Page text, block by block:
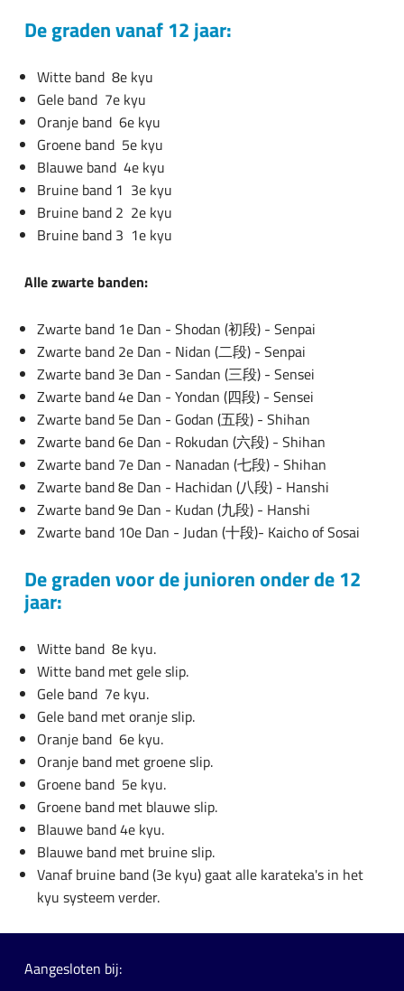
De graden vanaf 12 jaar:
Witte band 8e kyu
Gele band 7e kyu
Oranje band 6e kyu
Groene band 5e kyu
Blauwe band 4e kyu
Bruine band 1 3e kyu
Bruine band 2 2e kyu
Bruine band 3 1e kyu
Alle zwarte banden:
Zwarte band 1e Dan - Shodan (初段) - Senpai
Zwarte band 2e Dan - Nidan (二段) - Senpai
Zwarte band 3e Dan - Sandan (三段) - Sensei
Zwarte band 4e Dan - Yondan (四段) - Sensei
Zwarte band 5e Dan - Godan (五段) - Shihan
Zwarte band 6e Dan - Rokudan (六段) - Shihan
Zwarte band 7e Dan - Nanadan (七段) - Shihan
Zwarte band 8e Dan - Hachidan (八段) - Hanshi
Zwarte band 9e Dan - Kudan (九段) - Hanshi
Zwarte band 10e Dan - Judan (十段)- Kaicho of Sosai
De graden voor de junioren onder de 12
jaar:
Witte band 8e kyu.
Witte band met gele slip.
Gele band 7e kyu.
Gele band met oranje slip.
Oranje band 6e kyu.
Oranje band met groene slip.
Groene band 5e kyu.
Groene band met blauwe slip.
Blauwe band 4e kyu.
Blauwe band met bruine slip.
Vanaf bruine band (3e kyu) gaat alle karateka's in het
kyu systeem verder.
Aangesloten bij: